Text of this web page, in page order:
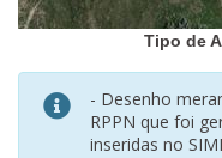
Tipo de
- Desenho
RPPN que foi
inseridas no